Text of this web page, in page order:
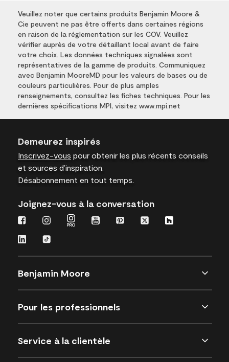
Veuillez noter que certains produits Benjamin Moore &
Cie peuvent ne pas être offerts dans certaines régions
en raison de la réglementation sur les COV. Veuillez
vérifier auprès de votre détaillant local avant de faire
votre choix. Les données techniques signalées sont
représentatives de la gamme de produits. Communiquez
avec Benjamin MooreMD pour les valeurs de bases ou de
couleurs particulières. Pour de plus amples
renseignements, consultez les fiches techniques. Pour les
dernières spécifications MPI, visitez www.mpi.net
Demeurez inspirés
Inscrivez-vous pour obtenir les plus récents conseils
et sources d’inspiration.
Désabonnement en tout temps.
Joignez-vous à la conversation
Benjamin Moore
Pour les professionnels
Service à la clientèle